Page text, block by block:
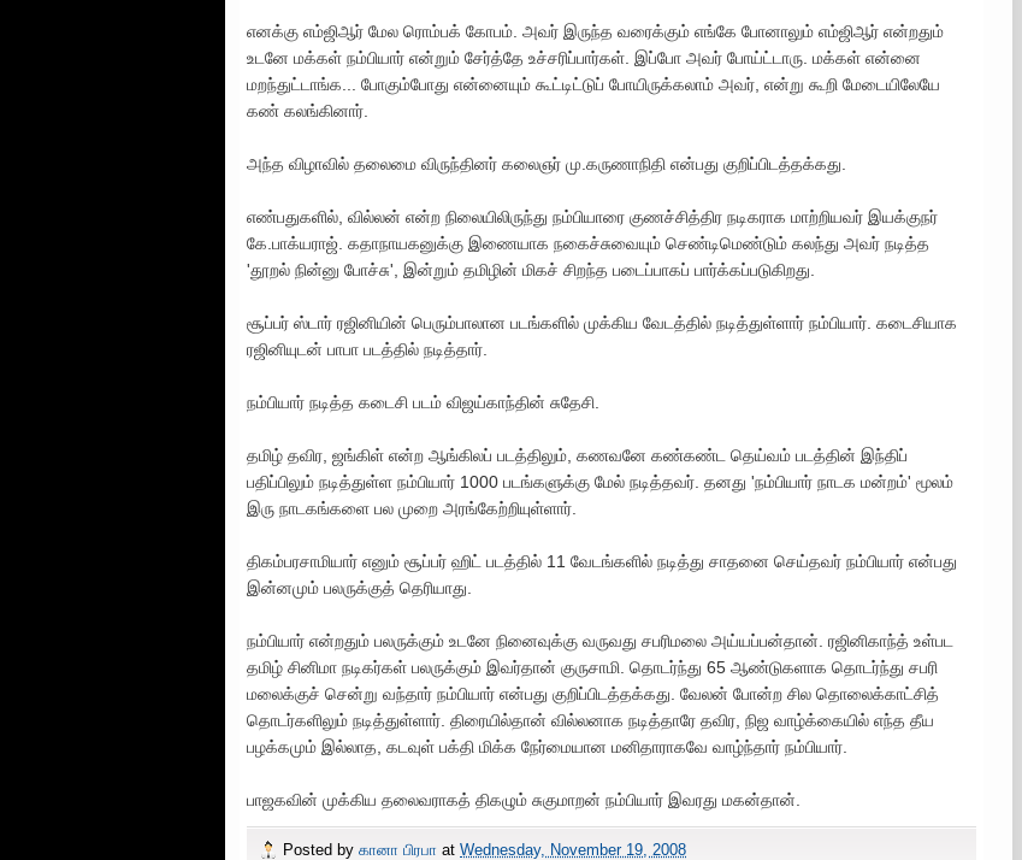
எனக்கு எம்ஜிஆர் மேல ரொம்பக் கோபம். அவர் இருந்த வரைக்கும் எங்கே போனாலும் எம்ஜிஆர் என்றதும்
உடனே மக்கள் நம்பியார் என்றும் சேர்த்தே உச்சரிப்பார்கள். இப்போ அவர் போய்ட்டாரு. மக்கள் என்னை
மறந்துட்டாங்க... போகும்போது என்னையும் கூட்டிட்டுப் போயிருக்கலாம் அவர், என்று கூறி மேடையிலேயே
கண் கலங்கினார்.
அந்த விழாவில் தலைமை விருந்தினர் கலைஞர் மு.கருணாநிதி என்பது குறிப்பிடத்தக்கது.
எண்பதுகளில், வில்லன் என்ற நிலையிலிருந்து நம்பியாரை குணச்சித்திர நடிகராக மாற்றியவர் இயக்குநர்
கே.பாக்யராஜ். கதாநாயகனுக்கு இணையாக நகைச்சுவையும் செண்டிமெண்டும் கலந்து அவர் நடித்த
'தூறல் நின்னு போச்சு', இன்றும் தமிழின் மிகச் சிறந்த படைப்பாகப் பார்க்கப்படுகிறது.
சூப்பர் ஸ்டார் ரஜினியின் பெரும்பாலான படங்களில் முக்கிய வேடத்தில் நடித்துள்ளார் நம்பியார். கடைசியாக
ரஜினியுடன் பாபா படத்தில் நடித்தார்.
நம்பியார் நடித்த கடைசி படம் விஜய்காந்தின் சுதேசி.
தமிழ் தவிர, ஜங்கிள் என்ற ஆங்கிலப் படத்திலும், கணவனே கண்கண்ட தெய்வம் படத்தின் இந்திப்
பதிப்பிலும் நடித்துள்ள நம்பியார் 1000 படங்களுக்கு மேல் நடித்தவர். தனது 'நம்பியார் நாடக மன்றம்' மூலம்
இரு நாடகங்களை பல முறை அரங்கேற்றியுள்ளார்.
திகம்பரசாமியார் எனும் சூப்பர் ஹிட் படத்தில் 11 வேடங்களில் நடித்து சாதனை செய்தவர் நம்பியார் என்பது
இன்னமும் பலருக்குத் தெரியாது.
நம்பியார் என்றதும் பலருக்கும் உடனே நினைவுக்கு வருவது சபரிமலை அய்யப்பன்தான். ரஜினிகாந்த் உள்பட
தமிழ் சினிமா நடிகர்கள் பலருக்கும் இவர்தான் குருசாமி. தொடர்ந்து 65 ஆண்டுகளாக தொடர்ந்து சபரி
மலைக்குச் சென்று வந்தார் நம்பியார் என்பது குறிப்பிடத்தக்கது. வேலன் போன்ற சில தொலைக்காட்சித்
தொடர்களிலும் நடித்துள்ளார். திரையில்தான் வில்லனாக நடித்தாரே தவிர, நிஜ வாழ்க்கையில் எந்த தீய
பழக்கமும் இல்லாத, கடவுள் பக்தி மிக்க நேர்மையான மனிதாராகவே வாழ்ந்தார் நம்பியார்.
பாஜகவின் முக்கிய தலைவராகத் திகழும் சுகுமாறன் நம்பியார் இவரது மகன்தான்.
Posted by கானா பிரபா at Wednesday, November 19, 2008